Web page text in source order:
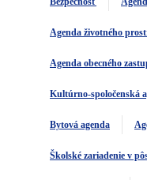
Agenda životného
Agenda obecného
Kultúrno-spoločenská
Bytová agenda
Školské zariadenie v